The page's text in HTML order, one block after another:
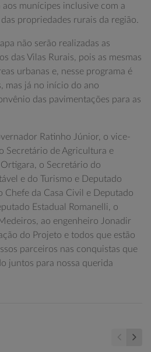
munícipes inclusive com a
propriedades rurais da região.
não serão realizadas as
das Vilas Rurais, pois as mesmas
urbanas e, nesse programa é
mas já no início do ano
das pavimentações para as
Ratinho Júnior, o vice-
Secretário de Agricultura e
o Secretário do
e do Turismo e Deputado
Chefe da Casa Civil e Deputado
Estadual Romanelli, o
ao engenheiro Jonadir
do Projeto e todos que estão
parceiros nas conquistas que
juntos para nossa querida